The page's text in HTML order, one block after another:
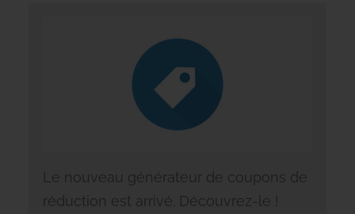
Le nouveau générateur de coupons de
réduction est arrivé. Découvrez-le !